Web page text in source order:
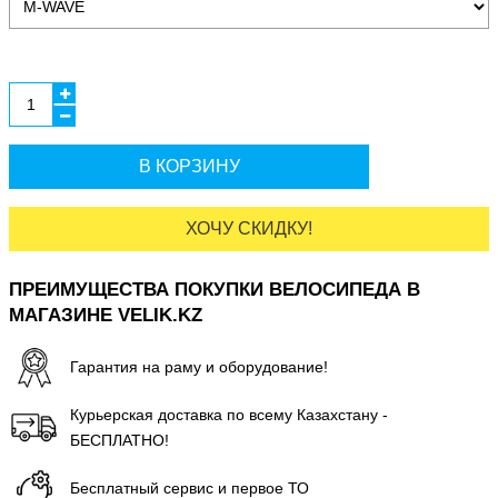
В КОРЗИНУ
ХОЧУ СКИДКУ!
ПРЕИМУЩЕСТВА ПОКУПКИ ВЕЛОСИПЕДА В
МАГАЗИНЕ VELIK.KZ
Гарантия на раму и оборудование!
Курьерская доставка по всему Казахстану -
БЕСПЛАТНО!
Бесплатный сервис и первое ТО